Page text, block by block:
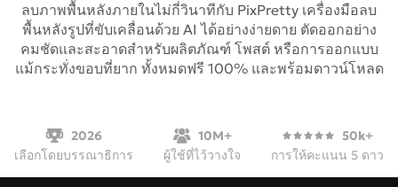
ลบภาพพื้นหลังภายในไม่กี่วินาทีกับ PixPretty เครื่องมือลบ
พื้นหลังรูปที่ขับเคลื่อนด้วย AI ได้อย่างง่ายดาย ตัดออกอย่าง
คมชัดและสะอาดสำหรับผลิตภัณฑ์ โพสต์ หรือการออกแบบ
แม้กระทั่งขอบที่ยาก ทั้งหมดฟรี 100% และพร้อมดาวน์โหลด
2026
เลือกโดยบรรณาธิการ
10M+
ผู้ใช้ที่ไว้วางใจ
50k+
การให้คะแนน 5 ดาว